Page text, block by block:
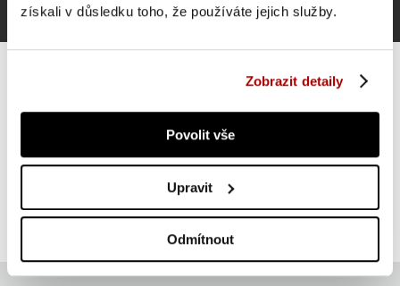
získali v důsledku toho, že používáte jejich služby.
Zobrazit detaily
Povolit vše
Upravit
Odmítnout
Gorilla Sports Litinový zátěžový kotouč, stříbrná, 5 kg
SUPER CENA
329 Kč